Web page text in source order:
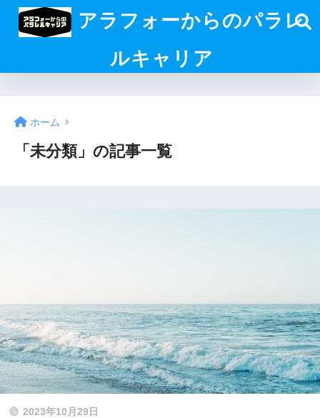
アラフォーからのパラレ
ルキャリア
ホーム
「未分類」の記事一覧
2023年10月29日